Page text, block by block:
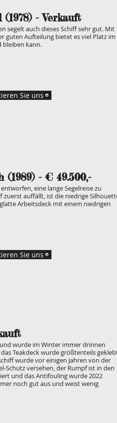
(1978) - Verkauft
segelt auch dieses Schiff sehr gut. Mit
guten Aufteilung bietet es viel Platz im
bleiben kann.
Sie uns
(1989) - € 49.500,-
eine lange Segelreise zu
zuerst auffällt, ist die niedrige
Arbeitsdeck mit einem niedrigen
Sie uns
wurde im Winter immer drinnen
Teakdeck wurde größtenteils
wurde vor einigen Jahren von der
Schutz versehen, der Rumpf ist in den
und das Antifouling wurde 2022
noch gut aus und weist wenig